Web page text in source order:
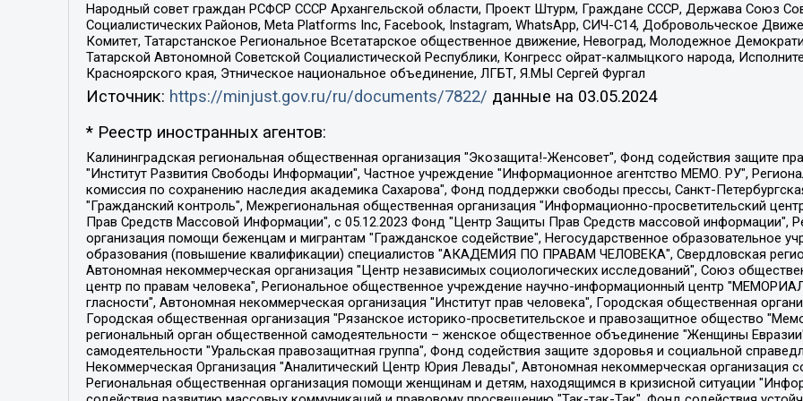
Народный совет граждан РСФСР СССР Архангельской области, Проект Штурм, Граждане СССР, Держава Союз
Социалистических Районов, Meta Platforms Inc, Facebook, Instagram, WhatsApp, СИЧ-С14, Добровольческое
Комитет, Татарстанское Региональное Всетатарское общественное движение, Невоград, Молодежное
Татарской Автономной Советской Социалистической Республики, Конгресс ойрат-калмыцкого народа,
Красноярского края, Этническое национальное объединение, ЛГБТ, Я.МЫ Сергей Фургал
Источник: https://minjust.gov.ru/ru/documents/7822/ данные на 03.05.2024
* Реестр иностранных агентов:
Калининградская региональная общественная организация "Экозащита!-Женсовет", Фонд содействия защите прав и свобод граждан "Общественный вердикт", Фонд "Институт Развития Свободы Информации", Частное учреждение "Информационное агентство МЕМО. РУ", Региональная общественная организация "Общественная комиссия по сохранению наследия академика Сахарова", Фонд поддержки свободы прессы, Санкт-Петербургская общественная правозащитная организация "Гражданский контроль", Межрегиональная общественная организация "Информационно-просветительский центр "Мемориал", Региональный Фонд "Центр Защиты Прав Средств Массовой Информации", с 05.12.2023 Фонд "Центр Защиты Прав Средств массовой информации", Региональная общественная благотворительная организация помощи беженцам и мигрантам "Гражданское содействие", Негосударственное образовательное учреждение дополнительного профессионального образования (повышение квалификации) специалистов "АКАДЕМИЯ ПО ПРАВАМ ЧЕЛОВЕКА", Свердловская региональная общественная организация "Сутяжник", Автономная некоммерческая организация "Центр независимых социологических исследований", Союз общественных объединений "Российский исследовательский центр по правам человека", Региональное общественное учреждение научно-информационный центр "МЕМОРИАЛ", Некоммерческая организация "Фонд защиты гласности", Автономная некоммерческая организация "Институт прав человека", Городская общественная организация "Екатеринбургское общество "МЕМОРИАЛ", Городская общественная организация "Рязанское историко-просветительское и правозащитное общество "Мемориал" (Рязанский Мемориал), Челябинский региональный орган общественной самодеятельности – женское общественное объединение "Женщины Евразии", Челябинский региональный орган общественной самодеятельности "Уральская правозащитная группа", Фонд содействия защите здоровья и социальной справедливости имени Андрея Рылькова, Автономная Некоммерческая Организация "Аналитический Центр Юрия Левады", Автономная некоммерческая организация социальной поддержки населения "Проект Апрель", Региональная общественная организация помощи женщинам и детям, находящимся в кризисной ситуации "Информационно-методический центр "Анна", Фонд содействия развитию массовых коммуникаций и правовому просвещению "Так-так-Так", Фонд содействия устойчивому развитию "Серебряная тайга", Свердловский региональный общественный фонд социальных проектов "Новое время", "Idel.Реалии", Кавказ.Реалии, Крым.Реалии, Телеканал Настоящее Время, Татаро-башкирская служба Радио Свобода (Azatliq Radiosi), Радио Свободная Европа/Радио Свобода (PCE/PC), "Сибирь.Реалии", "Фактограф", Благотворительный фонд помощи осужденным и их семьям, Автономная некоммерческая организация "Институт глобализации и социальных движений", Фонд "В защиту прав заключенных", Частное учреждение "Центр поддержки и содействия развитию средств массовой информации", Пензенский региональный общественный благотворительный фонд "Гражданский союз", "Север.Реалии", Некоммерческая организация Фонд "Правовая инициатива", Общество с ограниченной ответственностью "Радио Свободная Европа/Радио Свобода", Чешское информационное агентство "MEDIUM-ORIENT", Красноярская региональная общественная организация "Мы против СПИДа", Камалягин Денис Николаевич, Маркелов Сергей Евгеньевич, Пономарев Лев Александрович, Савицкая Людмила Алексеевна, Автономная некоммерческая организация "Центр по работе с проблемой насилия "НАСИЛИЮ.НЕТ", Межрегиональный профессиональный союз работников здравоохранения "Альянс врачей", Юридическое лицо, зарегистрированное в Латвийской Республике, SIA "Medusa Project" (регистрационный номер 40103797863, дата регистрации 10.06.2014), Некоммерческая организация "Фонд по борьбе с коррупцией", Автономная некоммерческая организация "Институт права и публичной политики", Баданин Роман Сергеевич, Гликин Максим Александрович, Железнова Мария Михайловна, Лукьянова Юлия Сергеевна, Маетная Елизавета Витальевна, Маняхин Петр Борисович, Чуракова Ольга Владимировна, Ярош Юлия Петровна, Юридическое лицо "The Insider SIA", зарегистрированное в Риге, Латвийская Республика (дата регистрации 26.06.2015), являющееся администратором доменного имени интернет-издания "The Insider SIA", https://theins.ru, Постернак Алексей Евгеньевич, Рубин Михаил Аркадьевич, Анин Роман Александрович, Юридическое лицо Istories fonds, зарегистрированное в Латвийской Республике (регистрационный номер 50008295751, дата регистрации 24.02.2020), Великовский Дмитрий Александрович, Долинина Ирина Николаевна, Мароховская Алеся Алексеевна, Шлейнов Роман Юрьевич, Шмагун Олеся Валентиновна, Общество с ограниченной ответственностью "Альтаир 2021", Общество с ограниченной ответственностью "Вега 2021", Общество с ограниченной ответственностью "Главный редактор 2021", Общество с ограниченной ответственностью "Ромашки монолит", Важенков Артем Валерьевич, Ивановская областная общественная организация "Центр гендерных исследований", Гурман Юрий Альбертович, Медиапроект "ОВД-Инфо", Егоров Владимир Владимирович, Жилинский Владимир Александрович, Общество с ограниченной ответственностью "ЗП", Иванова София Юрьевна, Карезина Инна Павловна, Кильтау Екатерина Викторовна, Петров Алексей Викторович, Пискунов Сергей Евгеньевич, Смирнов Сергей Сергеевич, Тихонов Михаил Сергеевич, Общество с ограниченной ответственностью "ЖУРНАЛИСТ-ИНОСТРАННЫЙ АГЕНТ", Арапова Галина Юрьевна, Вольтская Татьяна Анатольевна, Американская компания "Mason G.E.S. Anonymous Foundation" (США), являющаяся владельцем интернет-издания https://mnews.world/, Компания "Stichting Bellingcat", зарегистрированная в Нидерландах (дата регистрации 11.07.2018), Захаров Андрей Вячеславович, Клепиковская Екатерина Дмитриевна, Общество с ограниченной ответственностью "МЕМО", Перл Роман Александрович, Симонов Евгений Алексеевич, Соловьева Елена Анатольевна, Сотников Даниил Владимирович, Сурначева Елизавета Дмитриевна, Автономная некоммерческая организация по защите прав человека и информированию населения "Якутия – Наше Мнение", Общество с ограниченной ответственностью "Москоу диджитал медиа", с 26.01.2023 Общество с ограниченной ответственностью "Чайка Белые сады", Ветошкина Валерия Валерьевна, Заговора Максим Александрович, Межрегиональное общественное движение "Российская ЛГБТ - сеть", Оленичев Максим Владимирович, Павлов Иван Юрьевич, Скворцова Елена Сергеевна, Общество с ограниченной ответственностью "Как бы инагент", Кочетков Игорь Викторович, Общество с ограниченной ответственностью "Честные выборы", Еланчик Олег Александрович, Общество с ограниченной ответственностью "Нобелевский призыв", Гималова Регина Эмилевна, Григорьев Андрей Валерьевич, Григорьева Алина Александровна, Ассоциация по содействию защите прав призывников, альтернативнослужащих и военнослужащих "Правозащитная группа